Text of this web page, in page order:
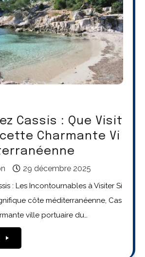
Cassis : Que Visit
Charmante Vi
29 décembre 2025
: Les Incontournables à Visiter Si
côte méditerranéenne, Cas
ville portuaire du…